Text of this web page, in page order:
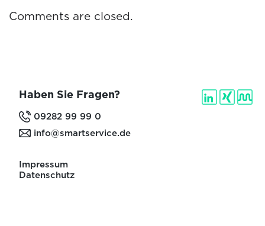
Comments are closed.
Haben Sie Fragen?
09282 99 99 0
info@smartservice.de
Impressum
Datenschutz